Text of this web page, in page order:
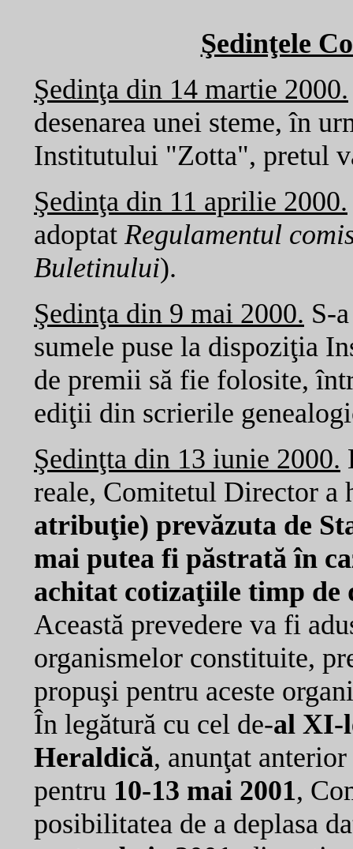
Şedinţele
Şedinţa din 14 martie 2000.
desenarea unei steme, în
Institutului "Zotta", pretul
Şedinţa din 11 aprilie 2000.
adoptat Regulamentul
Buletinului).
Şedinţa din 9 mai 2000. S-
sumele puse la dispoziţia
de premii să fie folosite,
ediţii din scrierile
Şedinţta din 13 iunie 2000.
reale, Comitetul Director a
atribuţie) prevăzuta de
mai putea fi păstrată în
achitat cotizaţiile timp de
Această prevedere va fi
organismelor constituite,
propuşi pentru aceste
În legătură cu cel de-al XI-
Heraldică, anunţat
pentru 10-13 mai 2001,
posibilitatea de a deplasa